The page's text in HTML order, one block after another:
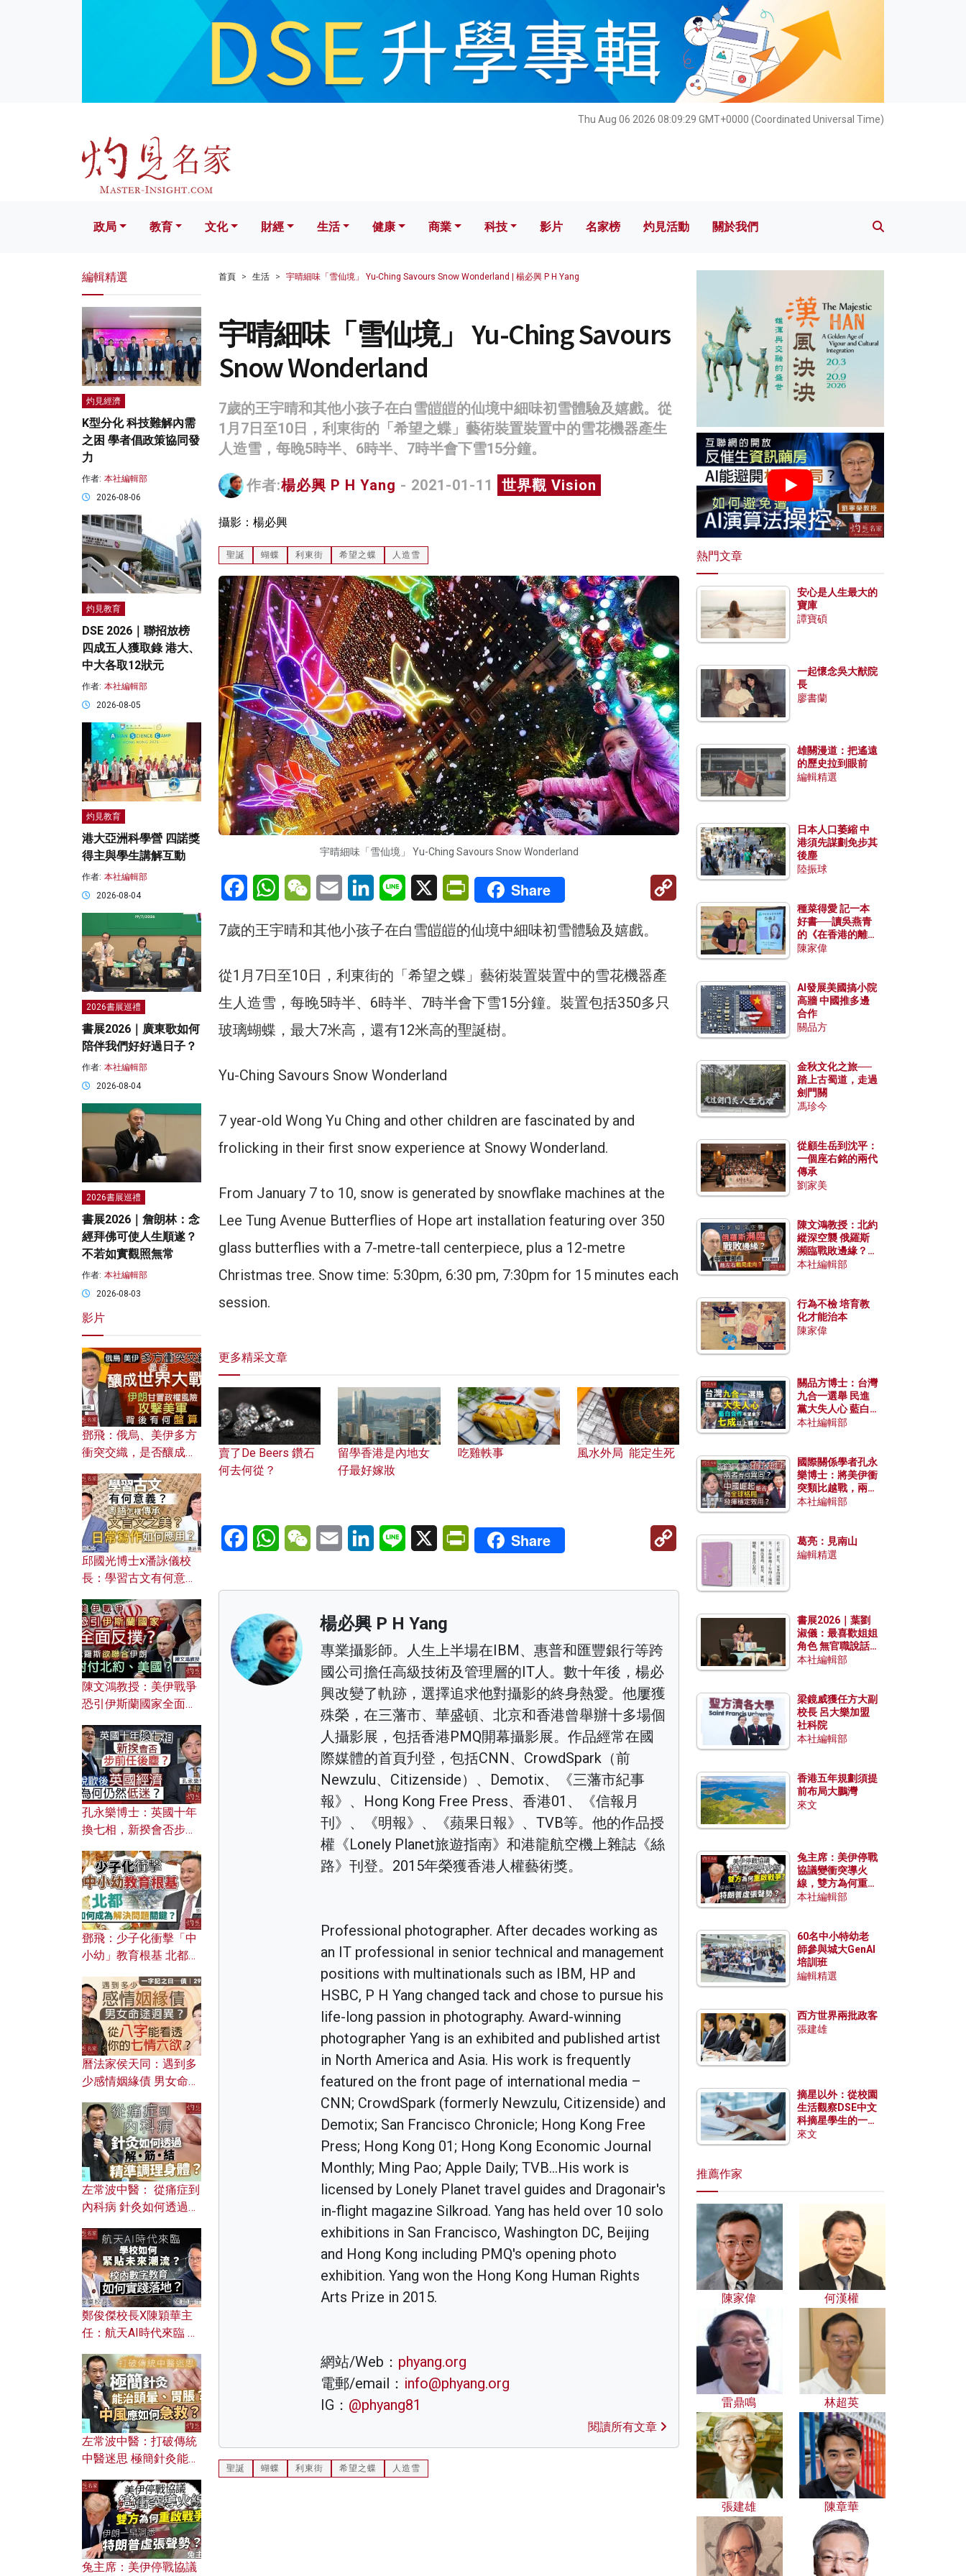
Thu Aug 06 2026 08:09:30 GMT+0000 (Coordinated Universal Time)
文化 財經 生活 健康 科技 影片 名家榜 灼見活動 關於我們
政局 教育 文化 財經 生活 健康 商業 科技 影片 名家榜 灼見活動 關於我們
首頁 生活 宇晴細味「雪仙境」 Yu-Ching Savours Snow Wonderland | 楊必興 P H Yang
宇晴細味「雪仙境」 Yu-Ching Savours
Snow Wonderland
7歲的王宇晴和其他小孩子在白雪皚皚的仙境中細味初雪體驗及嬉戲。從
1月7日至10日，利東街的「希望之蝶」藝術裝置裝置中的雪花機器產生
人造雪，每晚5時半、6時半、7時半會下雪15分鐘。
作者:楊必興 P H Yang - 2021-01-11 世界觀 Vision
攝影：楊必興
聖誕 蝴蝶 利東街 希望之蝶 人造雪
宇晴細味「雪仙境」 Yu-Ching Savours Snow Wonderland
FacebookWhatsAppWeChatEmail LinkedInLine X PrintFriendly
Share
Copy
7歲的王宇晴和其他小孩子在白雪皚皚的仙境中細味初雪體驗及嬉戲。
從1月7日至10日，利東街的「希望之蝶」藝術裝置裝置中的雪花機器產
生人造雪，每晚5時半、6時半、7時半會下雪15分鐘。裝置包括350多只
玻璃蝴蝶，最大7米高，還有12米高的聖誕樹。
Yu-Ching Savours Snow Wonderland
7 year-old Wong Yu Ching and other children are fascinated by and
frolicking in their first snow experience at Snowy Wonderland.
From January 7 to 10, snow is generated by snowflake machines at the
Lee Tung Avenue Butterflies of Hope art installation featuring over 350
glass butterflies with a 7-metre-tall centerpiece, plus a 12-metre
Christmas tree. Snow time: 5:30pm, 6:30 pm, 7:30pm for 15 minutes each
session.
更多精采文章
賣了De Beers 鑽石
何去何從？
留學香港是內地女
仔最好嫁妝
吃雞軼事 風水外局 能定生死
FacebookWhatsAppWeChatEmail LinkedInLine X PrintFriendly
Share
Link
楊必興 P H Yang
專業攝影師。人生上半場在IBM、惠普和匯豐銀行等跨
國公司擔任高級技術及管理層的IT人。數十年後，楊必
興改變了軌跡，選擇追求他對攝影的終身熱愛。他屢獲
殊榮，在三藩市、華盛頓、北京和香港曾舉辦十多場個
人攝影展，包括香港PMQ開幕攝影展。作品經常在國
際媒體的首頁刋登，包括CNN、CrowdSpark（前
Newzulu、Citizenside）、Demotix、《三藩市紀事
報》、Hong Kong Free Press、香港01、《信報月
刊》、《明報》、《蘋果日報》、TVB等。他的作品授
權《Lonely Planet旅遊指南》和港龍航空機上雜誌《絲
路》刊登。2015年榮獲香港人權藝術獎。
Professional photographer. After decades working as
an IT professional in senior technical and management
positions with multinationals such as IBM, HP and
HSBC, P H Yang changed tack and chose to pursue his
life-long passion in photography. Award-winning
photographer Yang is an exhibited and published artist
in North America and Asia. His work is frequently
featured on the front page of international media –
CNN; CrowdSpark (formerly Newzulu, Citizenside) and
Demotix; San Francisco Chronicle; Hong Kong Free
Press; Hong Kong 01; Hong Kong Economic Journal
Monthly; Ming Pao; Apple Daily; TVB...His work is
licensed by Lonely Planet travel guides and Dragonair's
in-flight magazine Silkroad. Yang has held over 10 solo
exhibitions in San Francisco, Washington DC, Beijing
and Hong Kong including PMQ's opening photo
exhibition. Yang won the Hong Kong Human Rights
Arts Prize in 2015.
網站/Web： phyang.org
電郵/email： info@phyang.org
IG： @phyang81
閱讀所有文章
聖誕 蝴蝶 利東街 希望之蝶 人造雪
編輯精選
灼見經濟
K型分化 科技難解內需
之困 學者倡政策協同發
力
作者: 本社編輯部
2026-08-06
灼見教育
DSE 2026｜聯招放榜
四成五人獲取錄 港大、
中大各取12狀元
作者: 本社編輯部
2026-08-05
灼見教育
港大亞洲科學營 四諾獎
得主與學生講解互動
作者: 本社編輯部
2026-08-04
2026書展巡禮
書展2026｜廣東歌如何
陪伴我們好好過日子？
作者: 本社編輯部
2026-08-04
2026書展巡禮
書展2026｜詹朗林：念
經拜佛可使人生順遂？
不若如實觀照無常
作者: 本社編輯部
2026-08-03
影片
鄧飛：俄烏、美伊多方
衝突交織，是否釀成世
風險攻擊美軍，背後有
何盤算？
邱國光博士x潘詠儀校
長：學習古文有何意
文之美？ 日常寫作如何
應用？
陳文鴻教授：美伊戰爭
恐引伊斯蘭國家全面反
對付北約美國？
孔永樂博士：英國十年
換七相，新揆會否步前
濟為何仍然低迷？
鄧飛：少子化衝擊「中
小幼」教育根基 北都如
曆法家侯天同：遇到多
少感情姻緣債 男女命途
的七情六欲？
左常波中醫： 從痛症到
內科病 針灸如何透過解
鄭俊傑校長X陳穎華主
任：航天AI時代來臨 學
校內數字教育如何實踐
落地？
左常波中醫：打破傳統
中醫迷思 極簡針灸能治
何急救？
兔主席：美伊停戰協議
熱門文章
安心是人生最大的
寶庫
譚寶碩
一起懷念吳大猷院
長
廖書蘭
雄關漫道：把遙遠
的歷史拉到眼前
編輯精選
日本人口萎縮 中
港須先謀劃免步其
後塵
陸振球
種菜得愛 記一本
好書──讀吳燕青
的《在香港的離島
種菜》
陳家偉
AI發展美國搞小院
高牆 中國推多邊
合作
關品方
金秋文化之旅──
踏上古蜀道，走過
劍門關
馮珍今
從顧生岳到沈平：
一個座右銘的兩代
傳承
劉家美
陳文鴻教授：北約
縱深空襲 俄羅斯
瀕臨戰敗邊緣？中
國零部件能左右戰
本社編輯部
行為不檢 培育教
化才能治本
陳家偉
關品方博士：台灣
九合一選舉 民進
黨大失人心 藍白
合作有望拿下七成
本社編輯部
國際關係學者孔永
樂博士：將美伊衝
突類比越戰，兩者
有何異同？中國崛
本社編輯部
葛亮：見南山
編輯精選
書展2026｜葉劉
淑儀：最喜歡姐姐
角色 無官職說話
包袱少
本社編輯部
梁鏡威獲任方大副
校長 呂大樂加盟
社科院
本社編輯部
香港五年規劃須提
前布局大鵬灣
來文
兔主席：美伊停戰
協議變衝突導火
線，雙方為何重啟
戰爭？伊朗一早洞
本社編輯部
60名中小特幼老
師參與城大GenAI
培訓班
編輯精選
西方世界兩批政客
張建雄
摘星以外：從校園
生活觀察DSE中文
科摘星學生的一點
特質
來文
推薦作家
陳家偉 何漢權
雷鼎鳴 林超英
張建雄 陳章華